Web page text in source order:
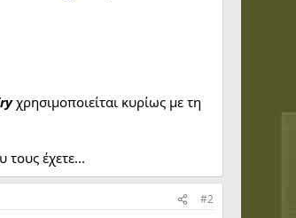
χρησιμοποιείται κυρίως με τη
έχετε...
#2